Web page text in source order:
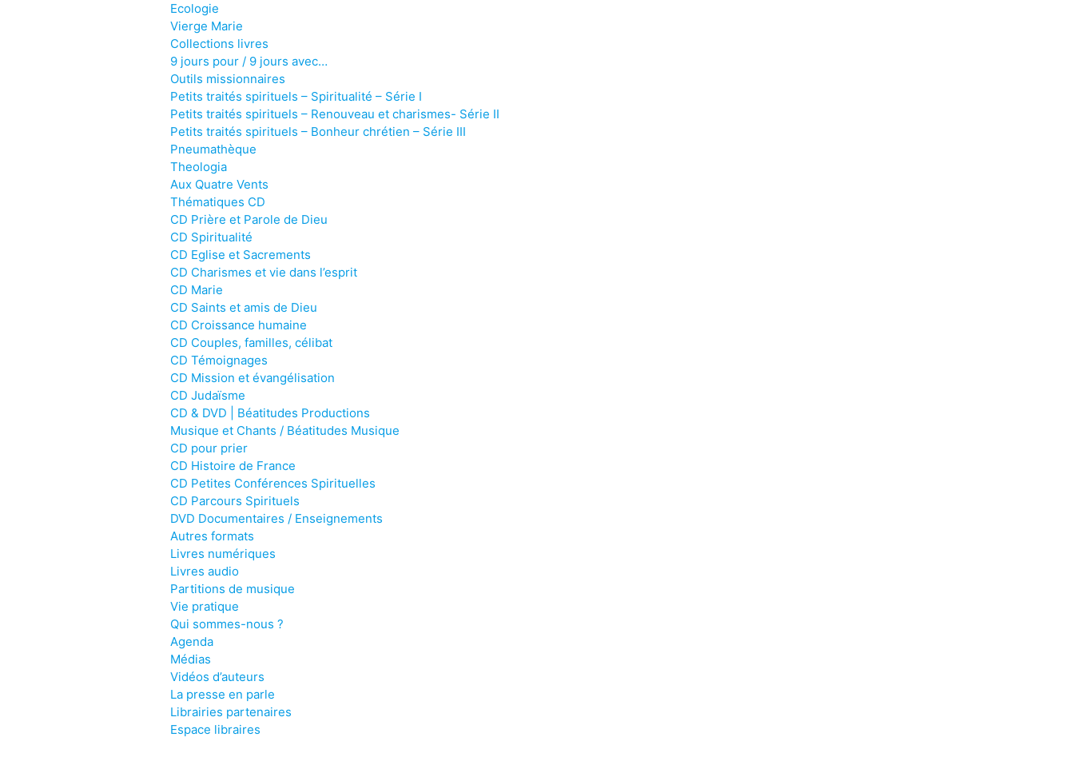
Ecologie
Vierge Marie
Collections livres
9 jours pour / 9 jours avec…
Outils missionnaires
Petits traités spirituels – Spiritualité – Série I
Petits traités spirituels – Renouveau et charismes- Série II
Petits traités spirituels – Bonheur chrétien – Série III
Pneumathèque
Theologia
Aux Quatre Vents
Thématiques CD
CD Prière et Parole de Dieu
CD Spiritualité
CD Eglise et Sacrements
CD Charismes et vie dans l’esprit
CD Marie
CD Saints et amis de Dieu
CD Croissance humaine
CD Couples, familles, célibat
CD Témoignages
CD Mission et évangélisation
CD Judaïsme
CD & DVD | Béatitudes Productions
Musique et Chants / Béatitudes Musique
CD pour prier
CD Histoire de France
CD Petites Conférences Spirituelles
CD Parcours Spirituels
DVD Documentaires / Enseignements
Autres formats
Livres numériques
Livres audio
Partitions de musique
Vie pratique
Qui sommes-nous ?
Agenda
Médias
Vidéos d’auteurs
La presse en parle
Librairies partenaires
Espace libraires